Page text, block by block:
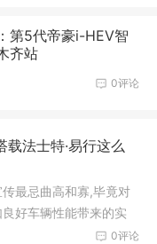
第5代帝豪i-HEV智
齐站
0评论
法士特·易行这么
最忌曲高和寡,毕竟对
好车辆性能带来的实
0评论